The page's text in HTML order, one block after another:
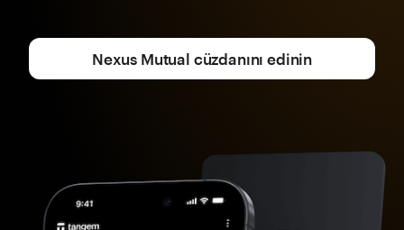
Nexus Mutual cüzdanını edinin